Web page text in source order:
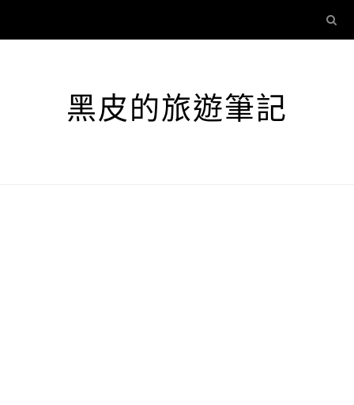
黑皮的旅遊筆記